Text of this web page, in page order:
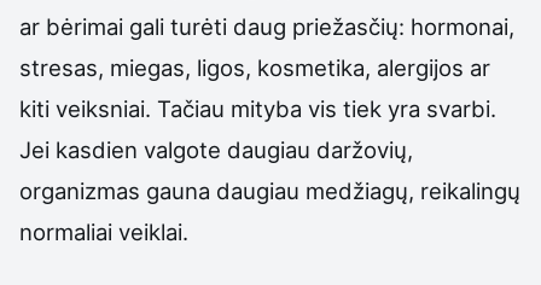
ar bėrimai gali turėti daug priežasčių: hormonai,
stresas, miegas, ligos, kosmetika, alergijos ar
kiti veiksniai. Tačiau mityba vis tiek yra svarbi.
Jei kasdien valgote daugiau daržovių,
organizmas gauna daugiau medžiagų, reikalingų
normaliai veiklai.